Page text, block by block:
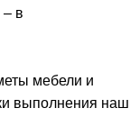
– в
мебели и
выполнения наш